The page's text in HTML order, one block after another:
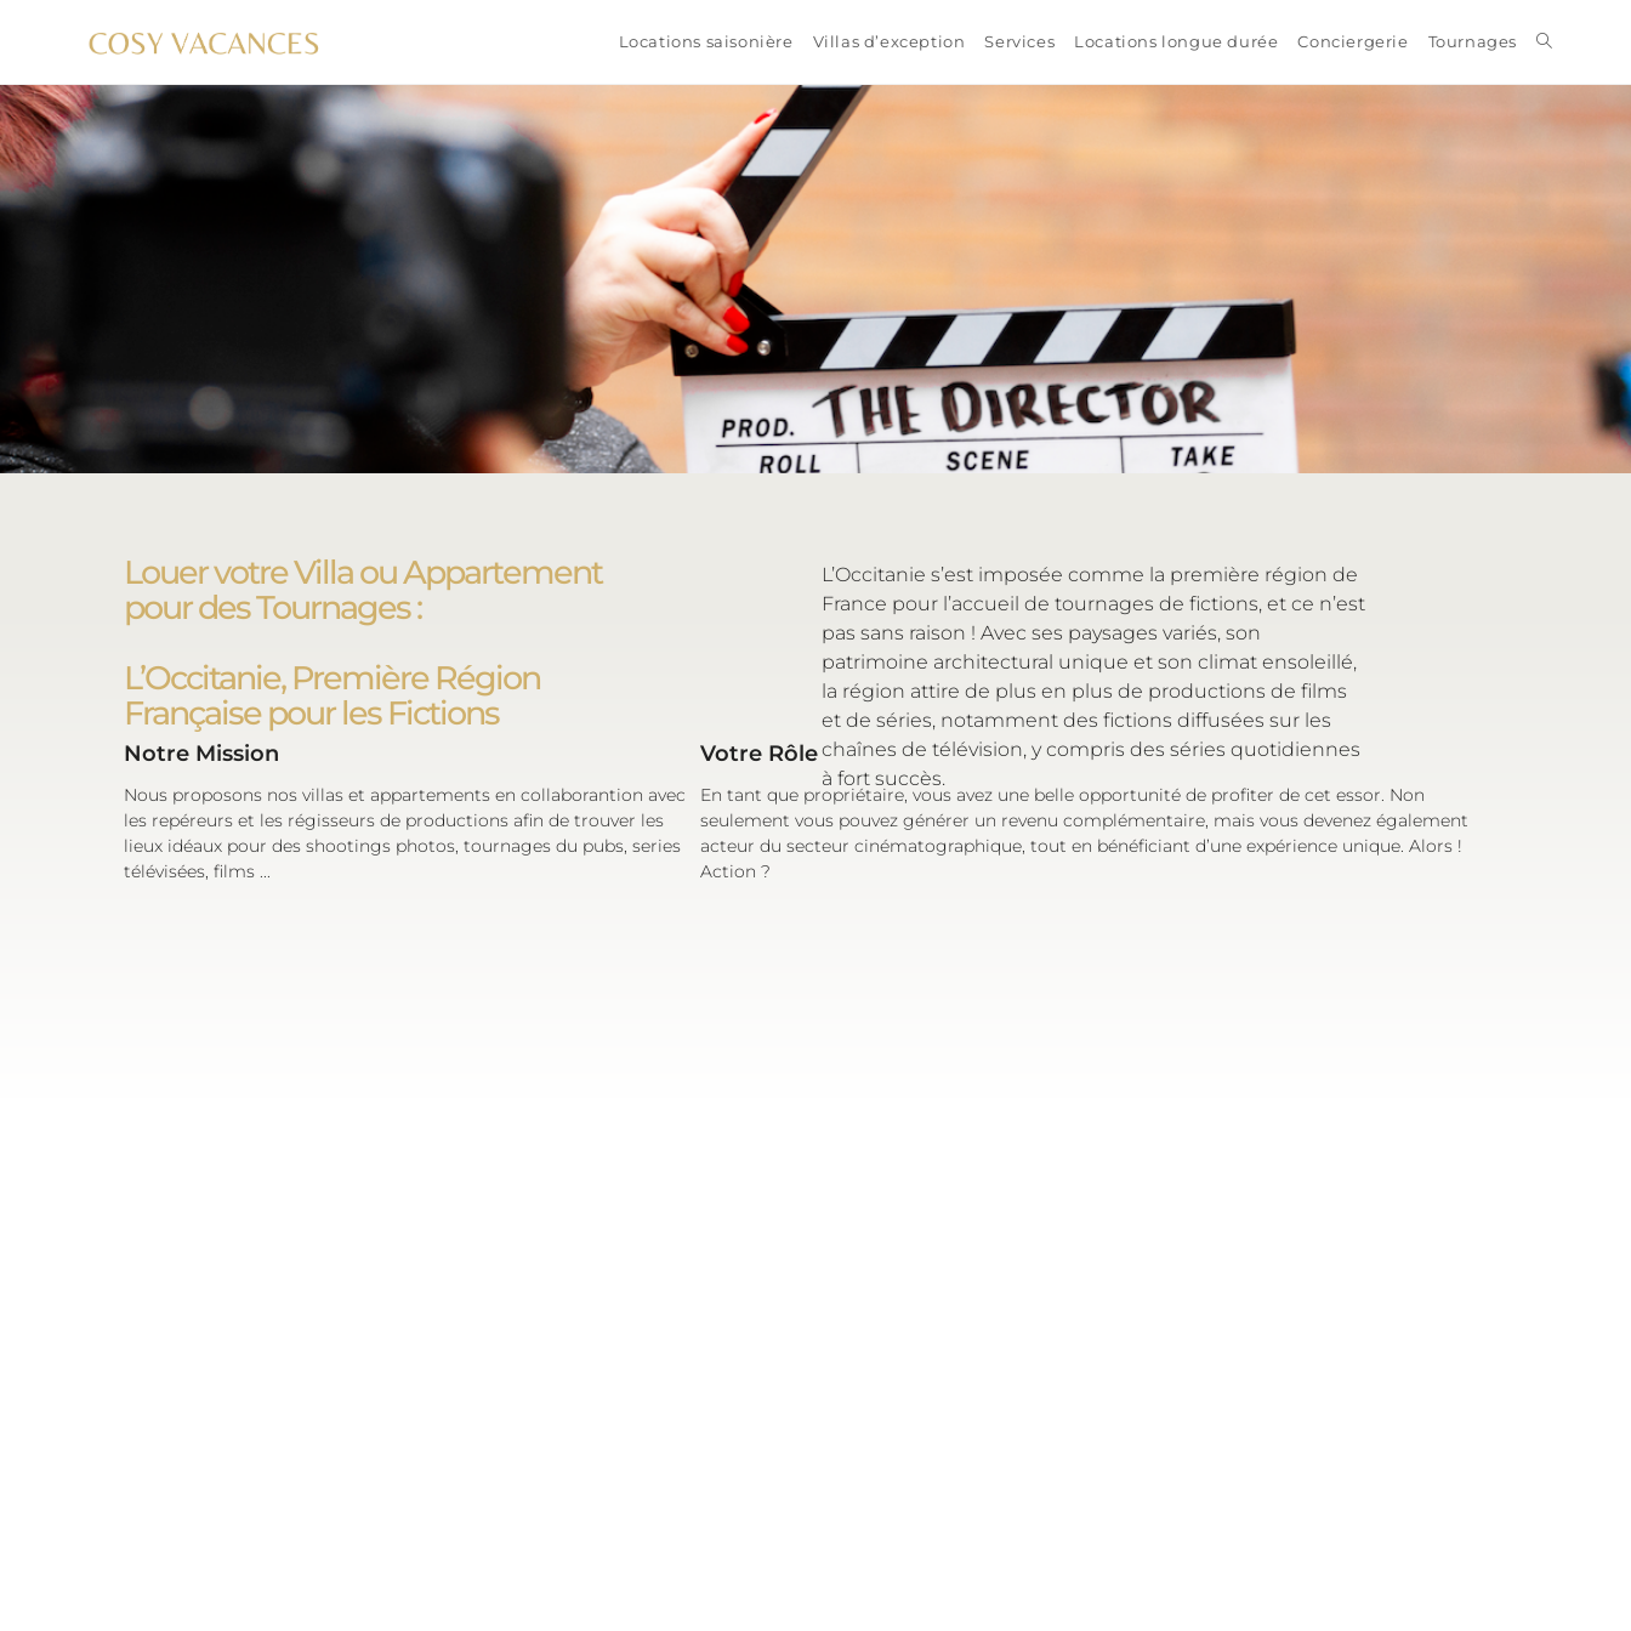
Locations saisonière Villas d’exception Services Locations longue durée Conciergerie Tournages
Louer votre Villa ou Appartement
pour des Tournages :
L’Occitanie, Première Région
Française pour les Fictions
L’Occitanie s’est imposée comme la première région de
France pour l’accueil de tournages de fictions, et ce n’est
pas sans raison ! Avec ses paysages variés, son
patrimoine architectural unique et son climat ensoleillé,
la région attire de plus en plus de productions de films
et de séries, notamment des fictions diffusées sur les
chaînes de télévision, y compris des séries quotidiennes
à fort succès.
Notre Mission
Nous proposons nos villas et appartements en collaborantion avec
les repéreurs et les régisseurs de productions afin de trouver les
lieux idéaux pour des shootings photos, tournages du pubs, series
télévisées, films ...
Votre Rôle
En tant que propriétaire, vous avez une belle opportunité de profiter de cet essor. Non
seulement vous pouvez générer un revenu complémentaire, mais vous devenez également
acteur du secteur cinématographique, tout en bénéficiant d’une expérience unique. Alors !
Action ?